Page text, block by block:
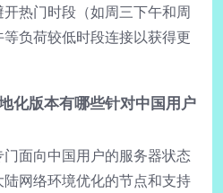
热门时段（如周三下午和周
负荷较低时段连接以获得更
化版本有哪些针对中国用户
面向中国用户的服务器状态
网络环境优化的节点和支持